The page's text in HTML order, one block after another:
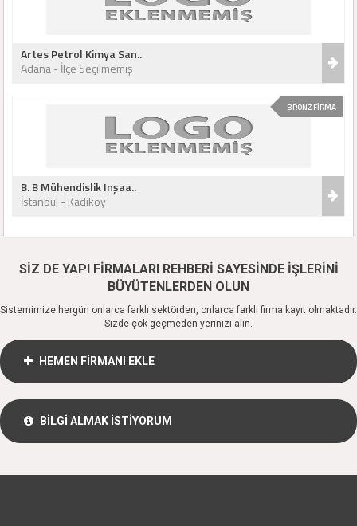
Artes Petrol Kimya San..
Adana - İlçe Seçilmemiş
BRONZ FİRMA
B. B Mühendislik Inşaa..
İstanbul - Kadıköy
SİZ DE YAPI FİRMALARI REHBERİ SAYESİNDE İŞLERİNİ
BÜYÜTENLERDEN OLUN
Sistemimize hergün onlarca farklı sektörden, onlarca farklı firma kayıt olmaktadır.
Sizde çok geçmeden yerinizi alın.
HEMEN FİRMANI EKLE
BİLGİ ALMAK İSTİYORUM